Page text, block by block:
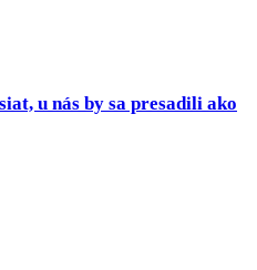
u nás by sa presadili ako